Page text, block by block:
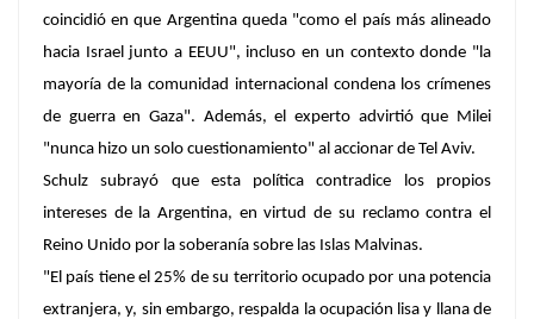
coincidió en que Argentina queda "como el país más alineado
hacia Israel junto a EEUU", incluso en un contexto donde "la
mayoría de la comunidad internacional condena los crímenes
de guerra en Gaza". Además, el experto advirtió que Milei
"nunca hizo un solo cuestionamiento" al accionar de Tel Aviv.
Schulz subrayó que esta política contradice los propios
intereses de la Argentina, en virtud de su reclamo contra el
Reino Unido por la soberanía sobre las Islas Malvinas.
"El país tiene el 25% de su territorio ocupado por una potencia
extranjera, y, sin embargo, respalda la ocupación lisa y llana de